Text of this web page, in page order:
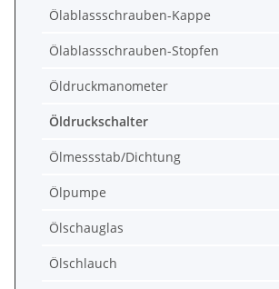
Ölablassschrauben-Kappe
Ölablassschrauben-Stopfen
Öldruckmanometer
Öldruckschalter
Ölmessstab/Dichtung
Ölpumpe
Ölschauglas
Ölschlauch